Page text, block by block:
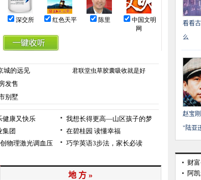
地 方 »
看看
么
赵宝
"陆亚